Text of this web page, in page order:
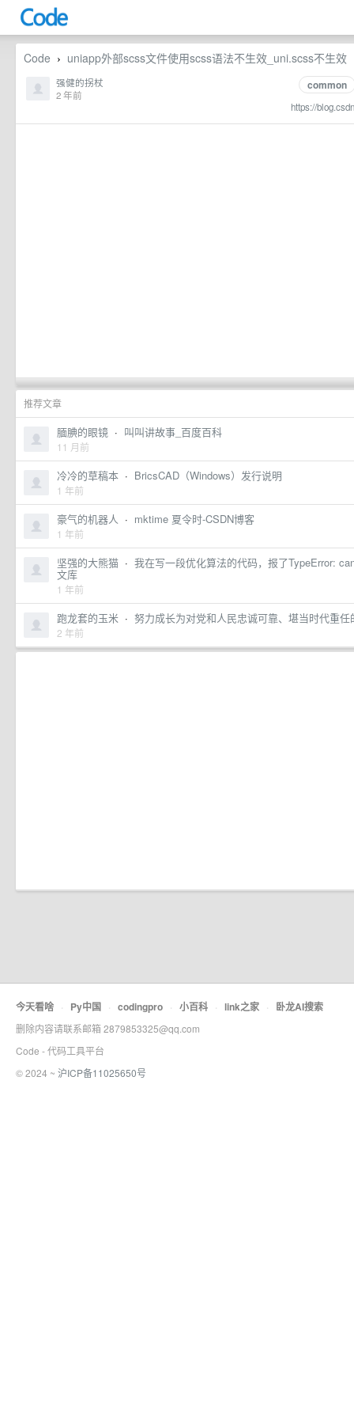
Code › uniapp外部scss文件使用scss语法不生效_uni.scss不生效
common
https://
强健的拐杖
2 年前
推荐文章
腼腆的眼镜 · 叫叫讲故事_百度百科
11 月前
冷冷的草稿本 · BricsCAD（Windows）发行说明
1 年前
豪气的机器人 · mktime 夏令时-CSDN博客
1 年前
坚强的大熊猫 · 我在写一段优化算法的代码，报了TypeError:
文库
1 年前
跑龙套的玉米 · 努力成长为对党和人民忠诚可靠、堪当时代重任
2 年前
今天看啥 · Py中国 · codingpro · 小百科 · link之家 · 卧龙AI搜索
删除内容请联系邮箱 2879853325@qq.com
Code - 代码工具平台
© 2024 ~ 沪ICP备11025650号